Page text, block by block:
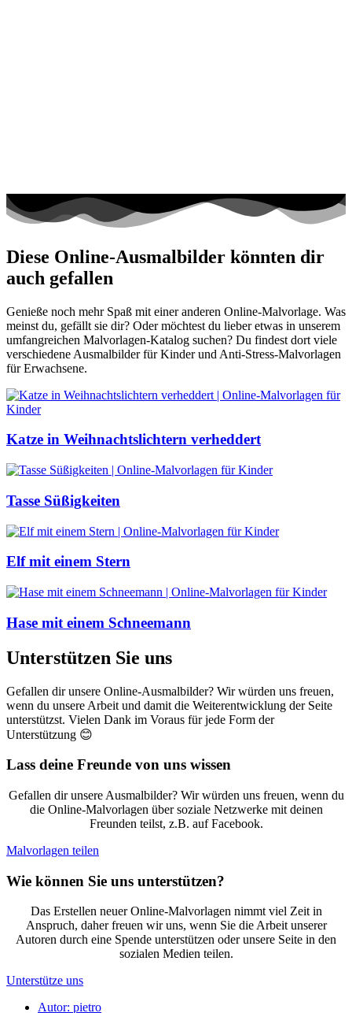
Diese Online-Ausmalbilder könnten dir
auch gefallen
Genieße noch mehr Spaß mit einer anderen Online-Malvorlage. Was
meinst du, gefällt sie dir? Oder möchtest du lieber etwas in unserem
umfangreichen Malvorlagen-Katalog suchen? Du findest dort viele
verschiedene Ausmalbilder für Kinder und Anti-Stress-Malvorlagen
für Erwachsene.
Katze in Weihnachtslichtern verheddert
Tasse Süßigkeiten
Elf mit einem Stern
Hase mit einem Schneemann
Unterstützen Sie uns
Gefallen dir unsere Online-Ausmalbilder? Wir würden uns freuen,
wenn du unsere Arbeit und damit die Weiterentwicklung der Seite
unterstützst. Vielen Dank im Voraus für jede Form der
Unterstützung 😊
Lass deine Freunde von uns wissen
Gefallen dir unsere Ausmalbilder? Wir würden uns freuen, wenn du
die Online-Malvorlagen über soziale Netzwerke mit deinen
Freunden teilst, z.B. auf Facebook.
Malvorlagen teilen
Wie können Sie uns unterstützen?
Das Erstellen neuer Online-Malvorlagen nimmt viel Zeit in
Anspruch, daher freuen wir uns, wenn Sie die Arbeit unserer
Autoren durch eine Spende unterstützen oder unsere Seite in den
sozialen Medien teilen.
Unterstütze uns
Autor: pietro